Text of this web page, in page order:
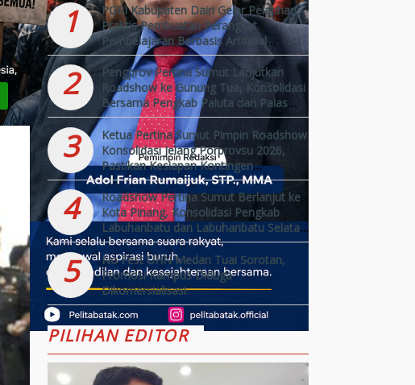
1
PGRI Kabupaten Dairi Gelar Pelatihan
Praktis Pembuatan Perangkat
Pembelajaran Berbasis Artificial
Intelligence (AI)
2
Pengprov Pertina Sumut Lanjutkan
Roadshow ke Gunung Tua, Konsolidasi
Bersama Pengkab Paluta dan Palas
Jelang Porprovsu 2026
3
Ketua Pertina Sumut Pimpin Roadshow
Konsolidasi Jelang Porprovsu 2026,
Pastikan Kesiapan Kontingen
Kabupaten/Kota
4
Roadshow Pertina Sumut Berlanjut ke
Kota Pinang, Konsolidasi Pengkab
Labuhanbatu dan Labuhanbatu Selatan
Jelang Porprovsu 2026
5
No Fest UHN Medan Tuai Sorotan,
Promosi Kampus Diduga
Dikomersialisasi
PILIHAN EDITOR